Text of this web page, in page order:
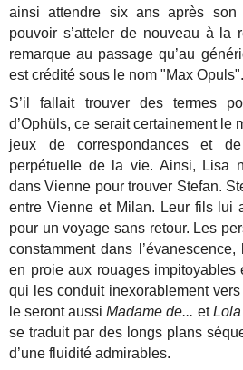
ainsi attendre six ans après
pouvoir s’atteler de nouveau à la
remarque au passage qu’au
est crédité sous le nom "Max Opuls".
S’il fallait trouver des termes
d’Ophüls, ce serait certainement le
jeux de correspondances et
perpétuelle de la vie. Ainsi, Lisa
dans Vienne pour trouver Stefan.
entre Vienne et Milan. Leur fils lui
pour un voyage sans retour. Les
constamment dans l’évanescence,
en proie aux rouages impitoyables
qui les conduit inexorablement
le seront aussiMadame de... et
se traduit par des longs plans
d’une fluidité admirables.